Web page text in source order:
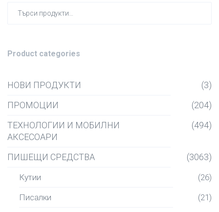
Product categories
НОВИ ПРОДУКТИ
(3)
ПРОМОЦИИ
(204)
ТЕХНОЛОГИИ И МОБИЛНИ
АКСЕСОАРИ
(494)
ПИШЕЩИ СРЕДСТВА (3063)
Кутии (26)
Писалки (21)